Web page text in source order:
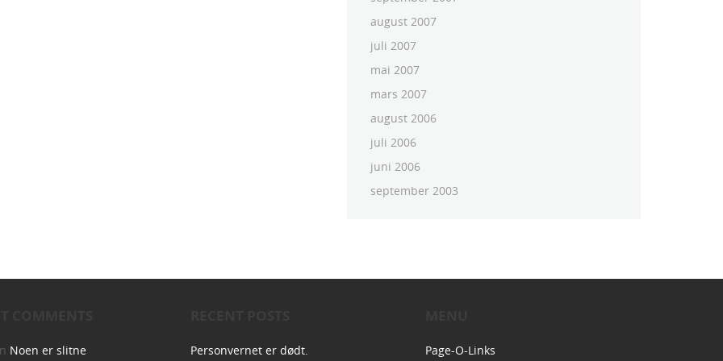
august 2007
juli 2007
mai 2007
mars 2007
august 2006
juli 2006
juni 2006
september 2003
Noen er slitne Personvernet er dødt. Page-O-Links